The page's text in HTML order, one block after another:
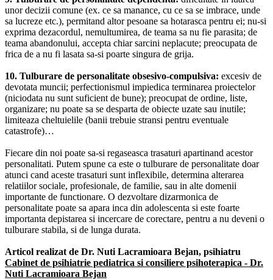
unor decizii comune (ex. ce sa manance, cu ce sa se imbrace, unde
sa lucreze etc.), permitand altor pesoane sa hotarasca pentru ei; nu-si
exprima dezacordul, nemultumirea, de teama sa nu fie parasita; de
teama abandonului, accepta chiar sarcini neplacute; preocupata de
frica de a nu fi lasata sa-si poarte singura de grija.
10. Tulburare de personalitate obsesivo-compulsiva: excesiv de
devotata muncii; perfectionismul impiedica terminarea proiectelor
(niciodata nu sunt suficient de bune); preocupat de ordine, liste,
organizare; nu poate sa se desparta de obiecte uzate sau inutile;
limiteaza cheltuielile (banii trebuie stransi pentru eventuale
catastrofe)…
Fiecare din noi poate sa-si regaseasca trasaturi apartinand acestor
personalitati. Putem spune ca este o tulburare de personalitate doar
atunci cand aceste trasaturi sunt inflexibile, determina alterarea
relatiilor sociale, profesionale, de familie, sau in alte domenii
importante de functionare. O dezvoltare dizarmonica de
personalitate poate sa apara inca din adolescenta si este foarte
importanta depistarea si incercare de corectare, pentru a nu deveni o
tulburare stabila, si de lunga durata.
Articol realizat de Dr. Nuti Lacramioara Bejan, psihiatru
Cabinet de psihiatrie pediatrica si consiliere psihoterapica - Dr.
Nuti Lacramioara Bejan